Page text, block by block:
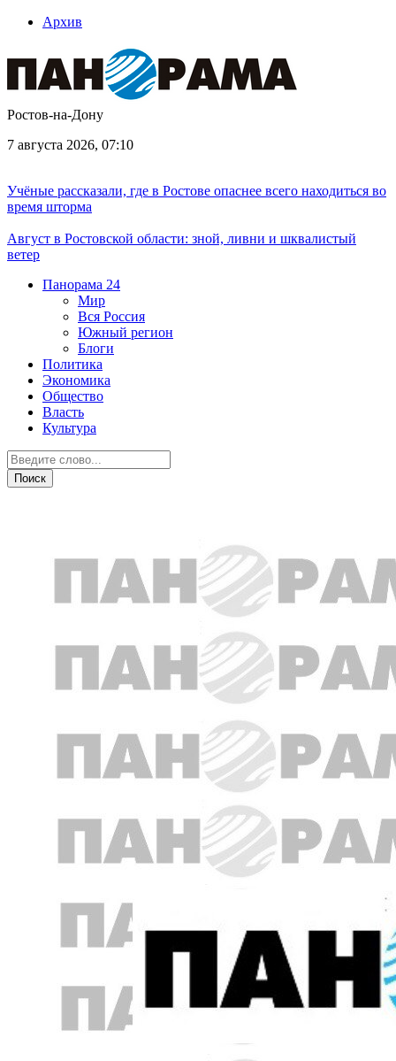
Архив
Ростов-на-Дону
7 августа 2026, 07:10
Учёные рассказали, где в Ростове опаснее всего находиться во
время шторма
Август в Ростовской области: зной, ливни и шквалистый
ветер
Панорама 24
Мир
Вся Россия
Южный регион
Блоги
Политика
Экономика
Общество
Власть
Культура